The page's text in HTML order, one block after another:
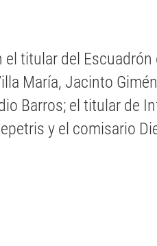
titular del Escuadrón
María, Jacinto
Barros; el titular de
y el comisario